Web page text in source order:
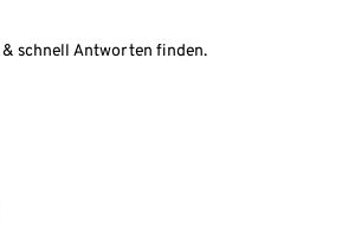
schnell Antworten finden.